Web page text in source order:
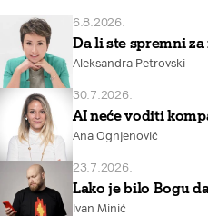
6.8.2026.
Da li ste spremni
Aleksandra Petrovski
30.7.2026.
AI neće voditi
Ana Ognjenović
23.7.2026.
Lako je bilo Bogu
Ivan Minić